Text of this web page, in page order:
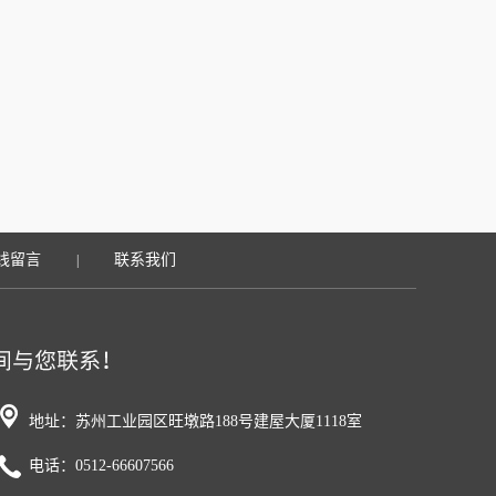
留言 联系我们
地址：苏州工业园区旺墩路188号建屋大厦1118室
电话：0512-66607566